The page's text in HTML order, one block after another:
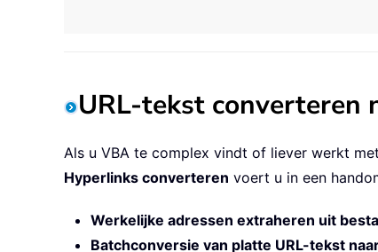
URL-tekst converteren
Als u VBA te complex vindt of liever werkt
Hyperlinks converteren voert u in een
Werkelijke adressen extraheren uit
Batchconversie van platte URL-tekst